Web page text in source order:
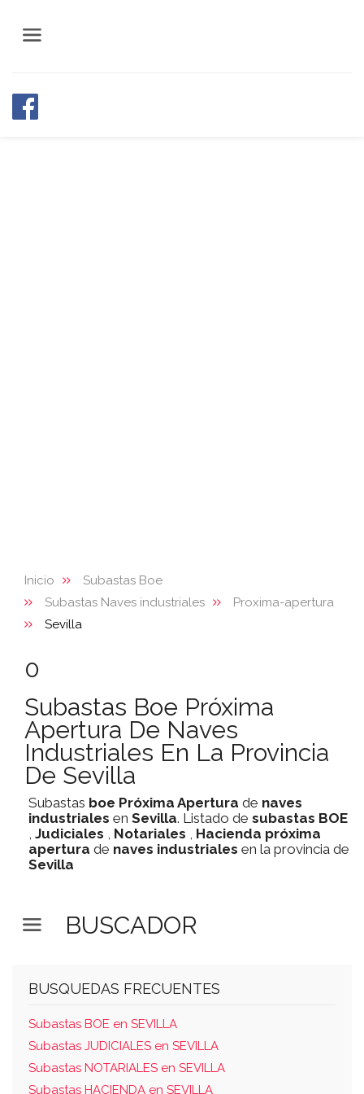
Inicio
Subastas Boe
Subastas Naves industriales
Proxima-apertura
Sevilla
0
Subastas Boe Próxima
Apertura De Naves
Industriales En La Provincia
De Sevilla
Subastas boe Próxima Apertura de naves
industriales en Sevilla. Listado de subastas BOE
, Judiciales , Notariales , Hacienda próxima
apertura de naves industriales en la provincia de
Sevilla
BUSCADOR
BUSQUEDAS FRECUENTES
Subastas BOE en SEVILLA
Subastas JUDICIALES en SEVILLA
Subastas NOTARIALES en SEVILLA
Subastas HACIENDA en SEVILLA